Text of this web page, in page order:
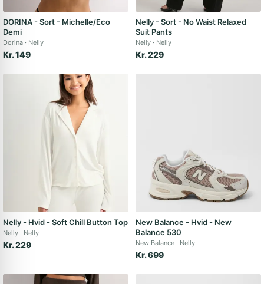
DORINA - Sort - Michelle/Eco
Demi
Dorina Nelly
Kr. 149
Nelly - Sort - No Waist Relaxed
Suit Pants
Nelly Nelly
Kr. 229
Nelly - Hvid - Soft Chill Button Top
Nelly Nelly
Kr. 229
New Balance - Hvid - New
Balance 530
New Balance Nelly
Kr. 699